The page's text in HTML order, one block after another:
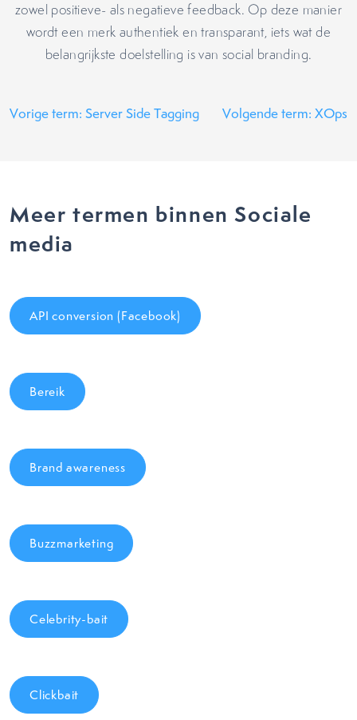
zowel positieve- als negatieve feedback. Op deze manier
wordt een merk authentiek en transparant, iets wat de
belangrijkste doelstelling is van social branding.
Vorige term: Server Side Tagging Volgende term: XOps
Meer termen binnen Sociale
media
API conversion (Facebook)
Bereik
Brand awareness
Buzzmarketing
Celebrity-bait
Clickbait